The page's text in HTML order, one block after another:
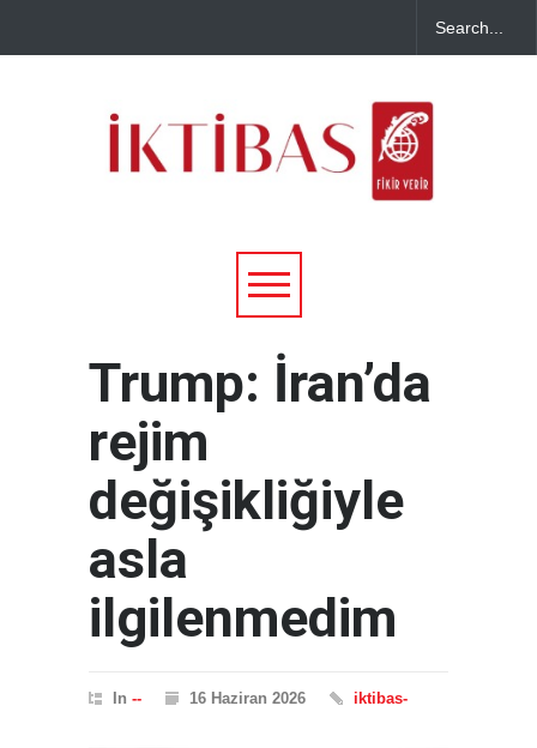
Trump: İran’da
rejim
değişikliğiyle
asla
ilgilenmedim
In -- 16 Haziran 2026 iktibas-